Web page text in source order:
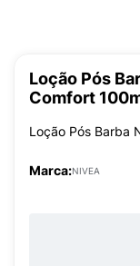
Loção Pós
Comfort
Loção Pós Barba
Marca:NIVEA